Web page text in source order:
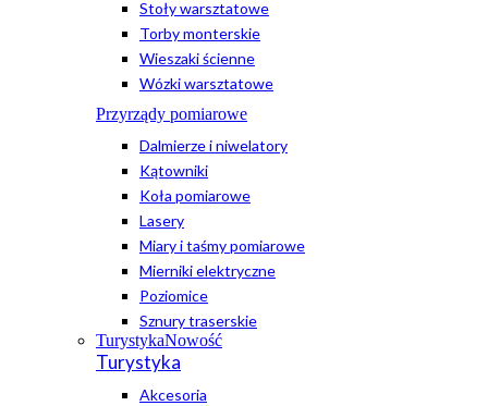
Stoły warsztatowe
Torby monterskie
Wieszaki ścienne
Wózki warsztatowe
Przyrządy pomiarowe
Dalmierze i niwelatory
Kątowniki
Koła pomiarowe
Lasery
Miary i taśmy pomiarowe
Mierniki elektryczne
Poziomice
Sznury traserskie
TurystykaNowość
Turystyka
Akcesoria